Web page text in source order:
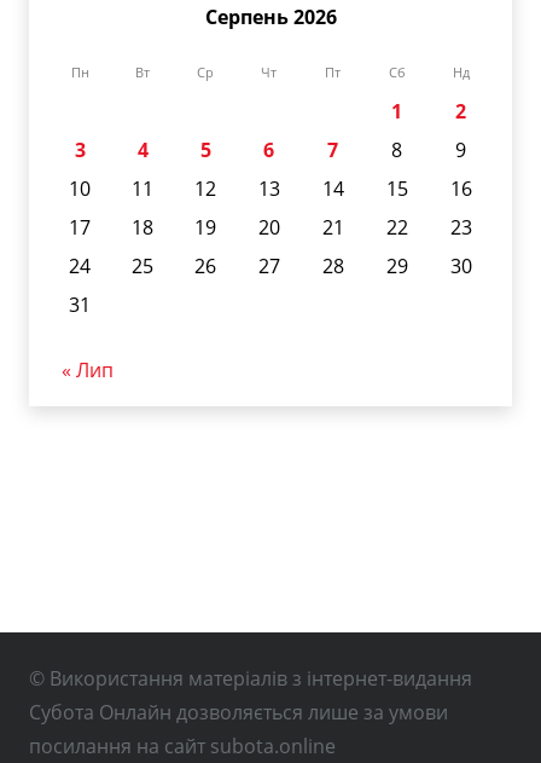
Серпень 2026
Пн Вт Ср Чт Пт Сб Нд
1
2
3
4 5 6 7 8
9
10
11 12 13 14 15
16
17
18 19 20 21 22
23
24
25 26 27 28 29
30
31
« Лип
© Використання матеріалів з інтернет-видання
Субота Онлайн дозволяється лише за умови
посилання на сайт subota.online